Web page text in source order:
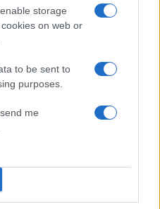
storage
on web or
to be sent to
purposes.
me